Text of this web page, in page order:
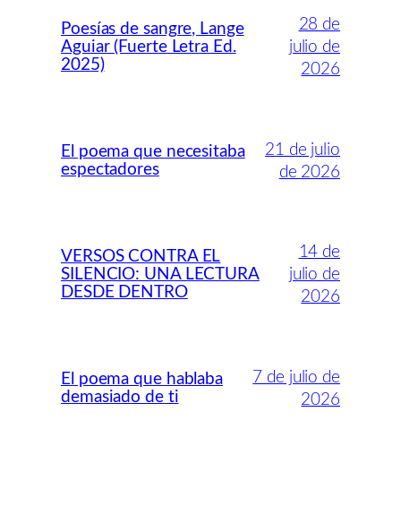
Poesías de sangre, Lange
Aguiar (Fuerte Letra Ed.
2025)
28 de
julio de
2026
El poema que necesitaba
espectadores
21 de julio
de 2026
VERSOS CONTRA EL
SILENCIO: UNA LECTURA
DESDE DENTRO
14 de
julio de
2026
El poema que hablaba
demasiado de ti
7 de julio de
2026